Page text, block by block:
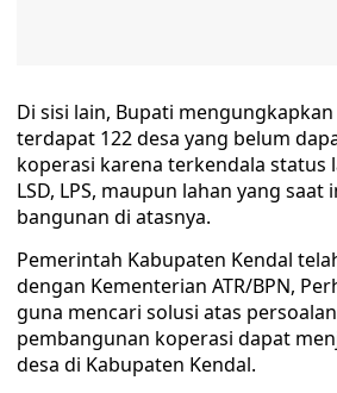
Di sisi lain, Bupati
terdapat 122 desa yang belum
koperasi karena terkendala status
LSD, LPS, maupun lahan yang
bangunan di atasnya.
Pemerintah Kabupaten Kendal
dengan Kementerian ATR/BPN,
guna mencari solusi atas
pembangunan koperasi dapat
desa di Kabupaten Kendal.